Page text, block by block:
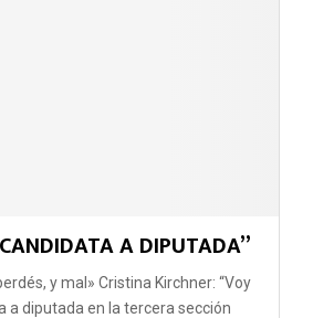
A DIPUTADA”
y mal» Cristina Kirchner: “Voy
a diputada en la tercera sección